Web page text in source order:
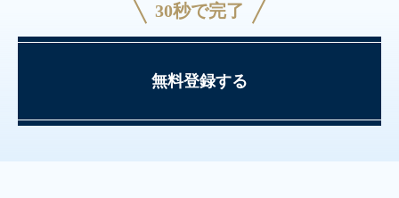
30秒で完了
無料登録する